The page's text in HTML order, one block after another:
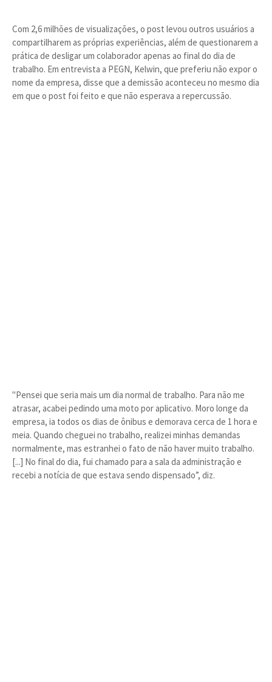
Com 2,6 milhões de visualizações, o post levou outros usuários a
compartilharem as próprias experiências, além de questionarem a
prática de desligar um colaborador apenas ao final do dia de
trabalho. Em entrevista a PEGN, Kelwin, que preferiu não expor o
nome da empresa, disse que a demissão aconteceu no mesmo dia
em que o post foi feito e que não esperava a repercussão.
"Pensei que seria mais um dia normal de trabalho. Para não me
atrasar, acabei pedindo uma moto por aplicativo. Moro longe da
empresa, ia todos os dias de ônibus e demorava cerca de 1 hora e
meia. Quando cheguei no trabalho, realizei minhas demandas
normalmente, mas estranhei o fato de não haver muito trabalho.
[...] No final do dia, fui chamado para a sala da administração e
recebi a notícia de que estava sendo dispensado”, diz.